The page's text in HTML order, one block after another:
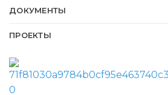
ДОКУМЕНТЫ
ПРОЕКТЫ